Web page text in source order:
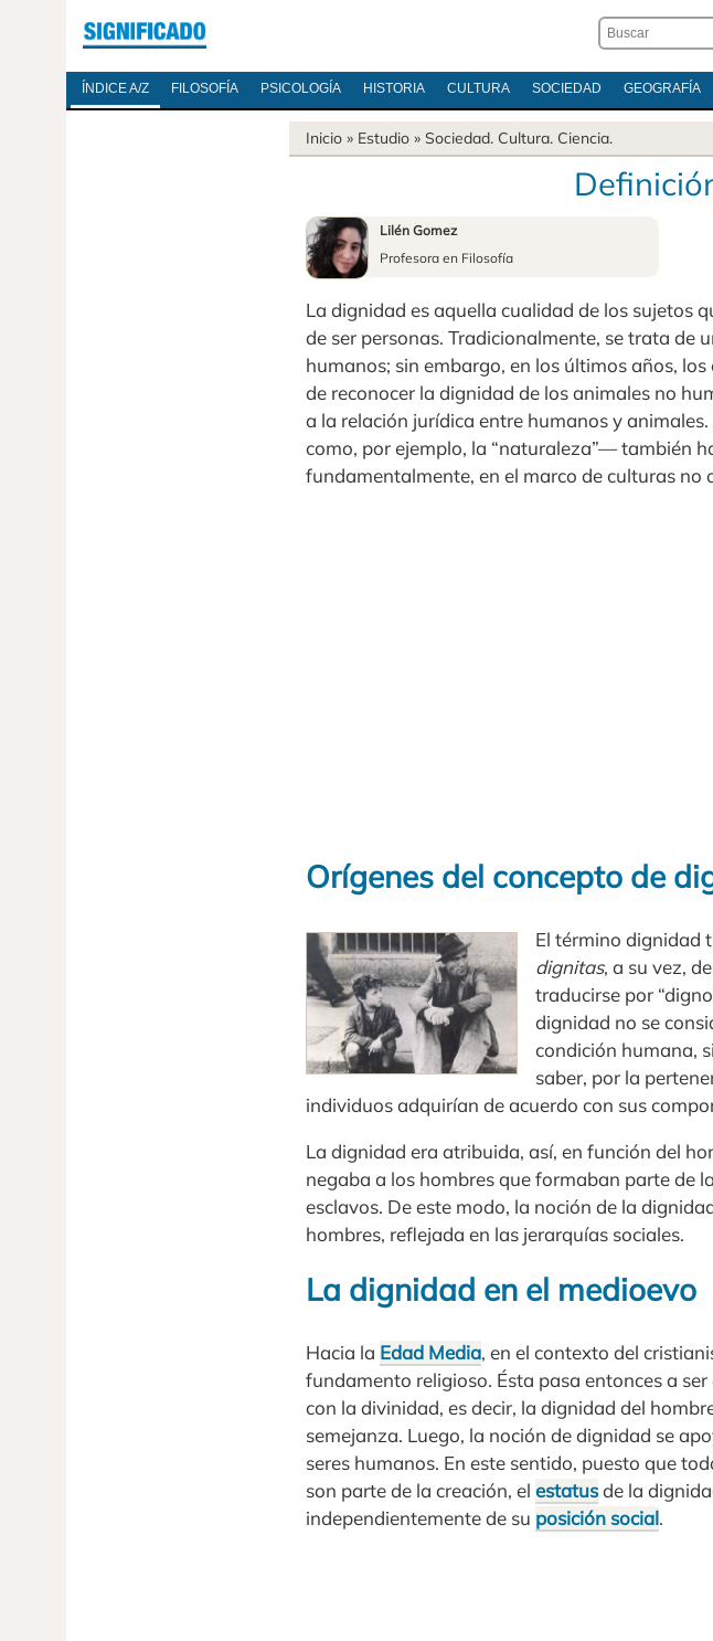
ÍNDICE A/Z FILOSOFÍA PSICOLOGÍA HISTORIA CULTURA SOCIEDAD GEOGRAFÍA
Inicio » Estudio » Sociedad. Cultura. Ciencia.
Lilén Gomez
Profesora en Filosofía
La dignidad es aquella cualidad de los sujetos
de ser personas. Tradicionalmente, se trata de
humanos; sin embargo, en los últimos años,
de reconocer la dignidad de los animales no
a la relación jurídica entre humanos y
como, por ejemplo, la “naturaleza”— también
fundamentalmente, en el marco de culturas no
Orígenes del concepto de
El término dignidad
dignitas, a su vez,
traducirse por
dignidad no se
condición humana,
saber, por la
individuos adquirían de acuerdo con sus
La dignidad era atribuida, así, en función del
negaba a los hombres que formaban parte de
esclavos. De este modo, la noción de la
hombres, reflejada en las jerarquías sociales.
La dignidad en el medioevo
Hacia la Edad Media, en el contexto del
fundamento religioso. Ésta pasa entonces a
con la divinidad, es decir, la dignidad del
semejanza. Luego, la noción de dignidad se
seres humanos. En este sentido, puesto que
son parte de la creación, el estatusde la
independientemente de su posición social.